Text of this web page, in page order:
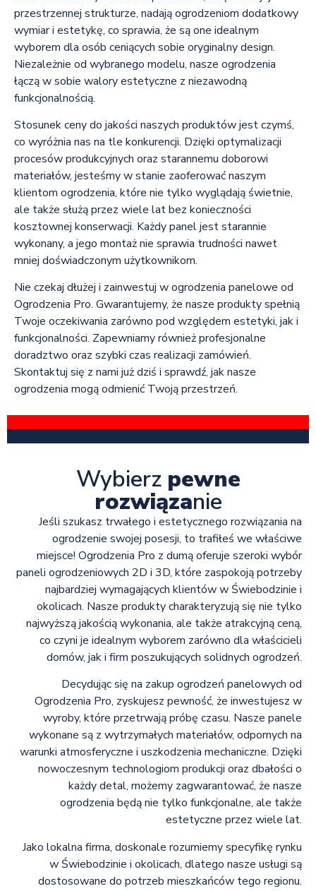
przestrzennej strukturze, nadają ogrodzeniom dodatkowy
wymiar i estetykę, co sprawia, że są one idealnym
wyborem dla osób ceniących sobie oryginalny design.
Niezależnie od wybranego modelu, nasze ogrodzenia
łączą w sobie walory estetyczne z niezawodną
funkcjonalnością.
Stosunek ceny do jakości naszych produktów jest czymś,
co wyróżnia nas na tle konkurencji. Dzięki optymalizacji
procesów produkcyjnych oraz starannemu doborowi
materiałów, jesteśmy w stanie zaoferować naszym
klientom ogrodzenia, które nie tylko wyglądają świetnie,
ale także służą przez wiele lat bez konieczności
kosztownej konserwacji. Każdy panel jest starannie
wykonany, a jego montaż nie sprawia trudności nawet
mniej doświadczonym użytkownikom.
Nie czekaj dłużej i zainwestuj w ogrodzenia panelowe od
Ogrodzenia Pro. Gwarantujemy, że nasze produkty spełnią
Twoje oczekiwania zarówno pod względem estetyki, jak i
funkcjonalności. Zapewniamy również profesjonalne
doradztwo oraz szybki czas realizacji zamówień.
Skontaktuj się z nami już dziś i sprawdź, jak nasze
ogrodzenia mogą odmienić Twoją przestrzeń.
Wybierz pewne
rozwiązanie
Jeśli szukasz trwałego i estetycznego rozwiązania na
ogrodzenie swojej posesji, to trafiłeś we właściwe
miejsce! Ogrodzenia Pro z dumą oferuje szeroki wybór
paneli ogrodzeniowych 2D i 3D, które zaspokoją potrzeby
najbardziej wymagających klientów w Świebodzinie i
okolicach. Nasze produkty charakteryzują się nie tylko
najwyższą jakością wykonania, ale także atrakcyjną ceną,
co czyni je idealnym wyborem zarówno dla właścicieli
domów, jak i firm poszukujących solidnych ogrodzeń.
Decydując się na zakup ogrodzeń panelowych od
Ogrodzenia Pro, zyskujesz pewność, że inwestujesz w
wyroby, które przetrwają próbę czasu. Nasze panele
wykonane są z wytrzymałych materiałów, odpornych na
warunki atmosferyczne i uszkodzenia mechaniczne. Dzięki
nowoczesnym technologiom produkcji oraz dbałości o
każdy detal, możemy zagwarantować, że nasze
ogrodzenia będą nie tylko funkcjonalne, ale także
estetyczne przez wiele lat.
Jako lokalna firma, doskonale rozumiemy specyfikę rynku
w Świebodzinie i okolicach, dlatego nasze usługi są
dostosowane do potrzeb mieszkańców tego regionu.